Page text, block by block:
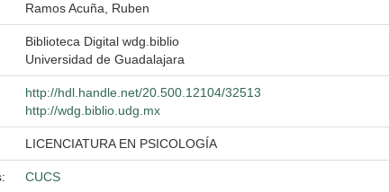
Ramos Acuña, Ruben
Biblioteca Digital wdg.biblio
Universidad de Guadalajara
http://hdl.handle.net/20.500.12104/32513
http://wdg.biblio.udg.mx
LICENCIATURA EN PSICOLOGÍA
CUCS